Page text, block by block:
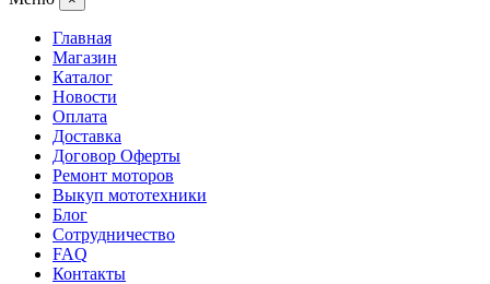
Главная
Магазин
Каталог
Новости
Оплата
Доставка
Договор Оферты
Ремонт моторов
Выкуп мототехники
Блог
Сотрудничество
FAQ
Контакты